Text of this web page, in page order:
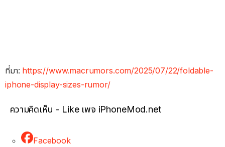
ที่มา: https://www.macrumors.com/2025/07/22/foldable-
iphone-display-sizes-rumor/
ความคิดเห็น - Like เพจ iPhoneMod.net
Facebook